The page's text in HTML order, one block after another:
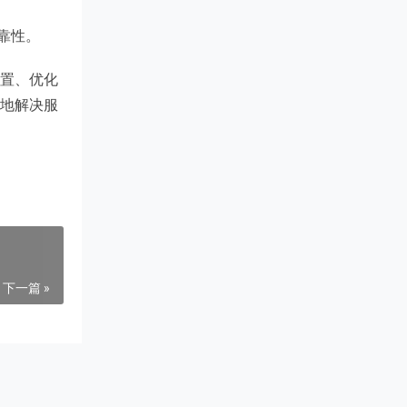
。
、优化
解决服
下一篇 »